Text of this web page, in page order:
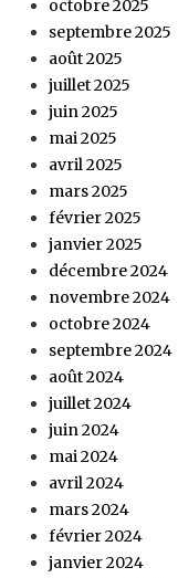
octobre 2025
septembre 2025
août 2025
juillet 2025
juin 2025
mai 2025
avril 2025
mars 2025
février 2025
janvier 2025
décembre 2024
novembre 2024
octobre 2024
septembre 2024
août 2024
juillet 2024
juin 2024
mai 2024
avril 2024
mars 2024
février 2024
janvier 2024